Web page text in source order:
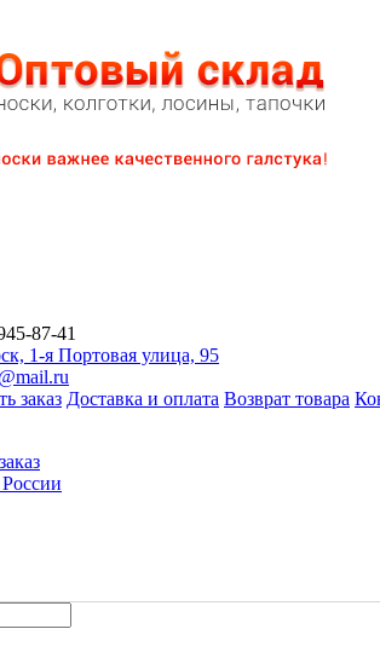
87-41
1-я Портовая улица, 95
заказ Доставка и оплата Возврат товара